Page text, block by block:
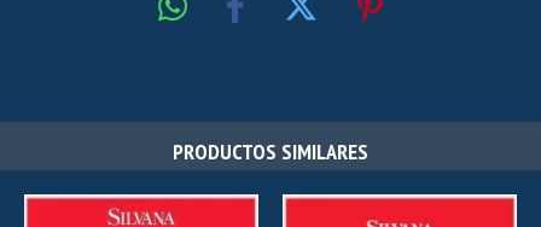
PRODUCTOS SIMILARES